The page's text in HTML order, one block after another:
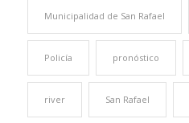
Municipalidad de San Rafael
Policía pronóstico
river San Rafael